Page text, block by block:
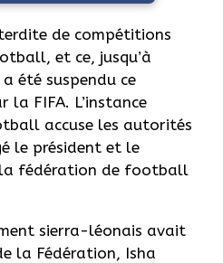
de compétitions
et ce, jusqu’à
a été suspendu ce
la FIFA. L’instance
accuse les autorités
le président et le
la fédération de football
sierra-léonais avait
la Fédération, Isha